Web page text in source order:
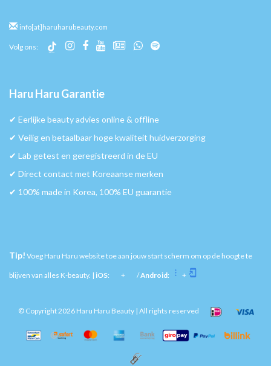
info[at]haruharubeauty.com
Volg ons:
Haru Haru Garantie
✔︎ Eerlijke beauty advies online & offline
✔︎ Veilig en betaalbaar hoge kwaliteit huidverzorging
✔︎ Lab getest en geregistreerd in de EU
✔︎ Direct contact met Koreaanse merken
✔︎ 100% made in Korea, 100% EU guarantie
Tip! Voeg Haru Haru website toe aan jouw start scherm om op de hoogte te
blijven van alles K-beauty. | iOS: + /Android: +
© Copyright 2026 Haru Haru Beauty | All rights reserved